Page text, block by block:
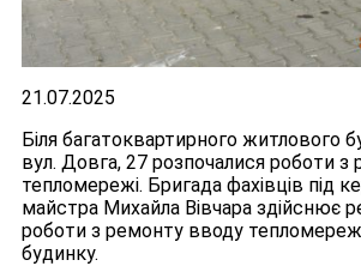
21.07.2025
Біля багатоквартирного житлового
вул. Довга, 27 розпочалися роботи
тепломережі. Бригада фахівців під
майстра Михайла Вівчара здійснює
роботи з ремонту вводу
будинку.